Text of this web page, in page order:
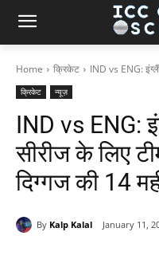
Home क्रिकेट IND vs ENG:
क्रिकेट न्यूज़
IND vs ENG:
सीरीज के लिए
दिग्गज की 14
By Kalp Kalal January 11,